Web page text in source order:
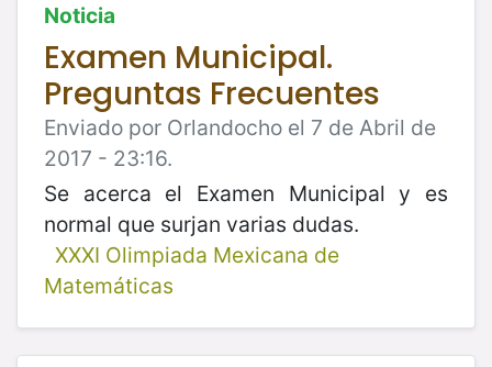
Noticia
Examen Municipal.
Preguntas Frecuentes
Enviado por Orlandocho el 7 de Abril de
2017 - 23:16.
Se acerca el Examen Municipal y es
normal que surjan varias dudas.
XXXI Olimpiada Mexicana de
Matemáticas